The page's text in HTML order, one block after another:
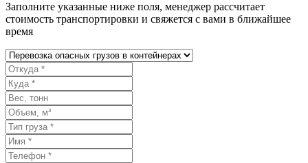
Заполните указанные ниже поля, менеджер рассчитает
стоимость транспортировки и свяжется с вами в ближайшее
время